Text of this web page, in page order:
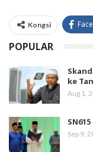
Kongsi
POPULAR
ke
Aug 1,
Sep 9,